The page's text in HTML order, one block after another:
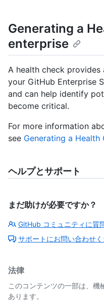
Generating a
enterprise
A health check
your GitHub Enterprise
and can help identify
become critical.
For more information
see Generating a
ヘルプとサポート
まだ助けが必要ですか？
GitHub コミュニティに質
サポートにお問い合わせ
法律
このコンテンツの一部は、
あります。